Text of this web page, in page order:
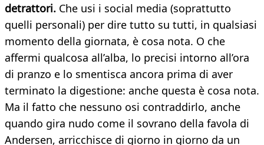
detrattori. Che usi i social media (soprattutto
quelli personali) per dire tutto su tutti, in qualsiasi
momento della giornata, è cosa nota. O che
affermi qualcosa all’alba, lo precisi intorno all’ora
di pranzo e lo smentisca ancora prima di aver
terminato la digestione: anche questa è cosa nota.
Ma il fatto che nessuno osi contraddirlo, anche
quando gira nudo come il sovrano della favola di
Andersen, arricchisce di giorno in giorno da un